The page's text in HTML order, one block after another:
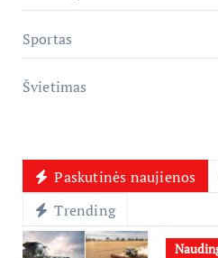
Sportas
Švietimas
Paskutinės naujienos
Trending